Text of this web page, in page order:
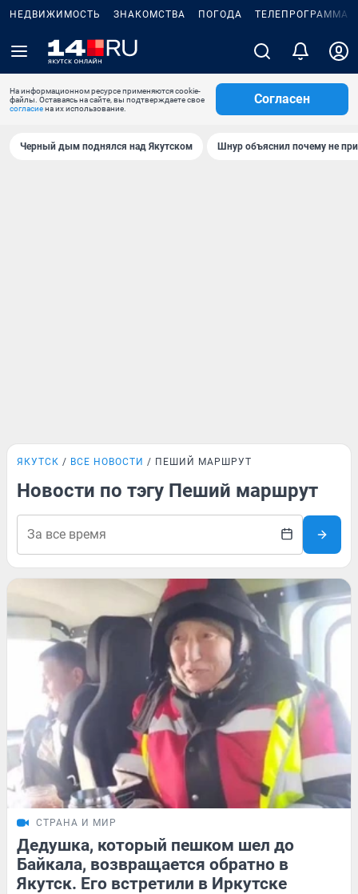
НЕДВИЖИМОСТЬ ЗНАКОМСТВА ПОГОДА ТЕЛЕПРОГРАММА
На информационном ресурсе применяются cookie-
файлы. Оставаясь на сайте, вы подтверждаете свое
согласиена их использование.
Согласен
Черный дым поднялся над Якутском Шнур объяснил почему не
ЯКУТСК ВСЕ НОВОСТИ ПЕШИЙ МАРШРУТ
Новости по тэгу Пеший маршрут
СТРАНА И МИР
Дедушка, который пешком шел до
Байкала, возвращается обратно в
Якутск. Его встретили в Иркутске